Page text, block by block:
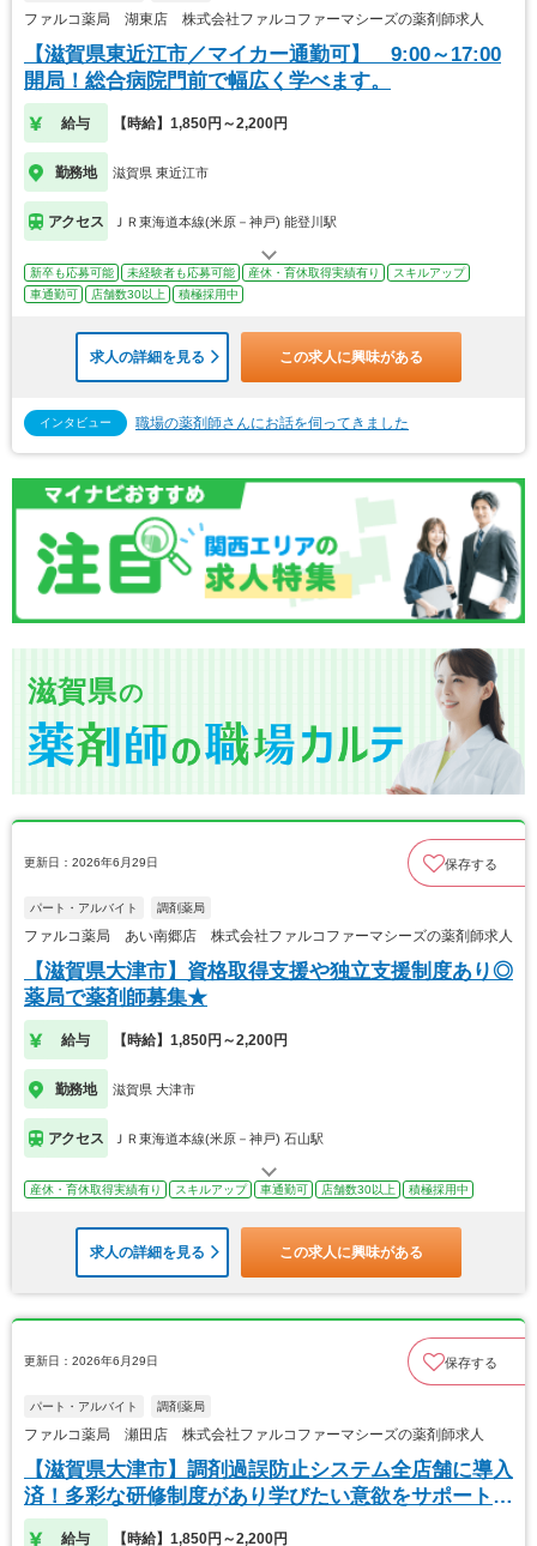
ファルコ薬局 湖東店 株式会社ファルコファーマシーズの薬剤師求人
【滋賀県東近江市／マイカー通勤可】 9:00～17:00
開局！総合病院門前で幅広く学べます。
給与 【時給】1,850円～2,200円
勤務地 滋賀県 東近江市
アクセス ＪＲ東海道本線(米原－神戸) 能登川駅
新卒も応募可能 未経験者も応募可能 産休・育休取得実績有り
スキルアップ
車通勤可
店舗数30以上 積極採用中
求人の詳細を見る この求人に興味がある
インタビュー 職場の薬剤師さんにお話を伺ってきました
滋賀県の
更新日：2026年6月29日 保存する
パート・アルバイト 調剤薬局
ファルコ薬局 あい南郷店 株式会社ファルコファーマシーズの薬剤師求人
【滋賀県大津市】資格取得支援や独立支援制度あり◎
薬局で薬剤師募集★
給与 【時給】1,850円～2,200円
勤務地 滋賀県 大津市
アクセス ＪＲ東海道本線(米原－神戸) 石山駅
産休・育休取得実績有り スキルアップ 車通勤可 店舗数30以上 積極採用中
求人の詳細を見る この求人に興味がある
更新日：2026年6月29日 保存する
パート・アルバイト 調剤薬局
ファルコ薬局 瀬田店 株式会社ファルコファーマシーズの薬剤師求人
【滋賀県大津市】調剤過誤防止システム全店舗に導入
済！多彩な研修制度があり学びたい意欲をサポートし
ます
給与 【時給】1,850円～2,200円